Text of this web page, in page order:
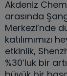
Akdeniz
arasında
Merkezi’nde
katılımımızı
etkinlik,
%30’luk bir